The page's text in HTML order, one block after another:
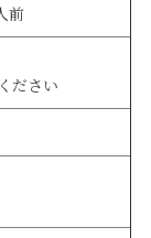
前
ださい